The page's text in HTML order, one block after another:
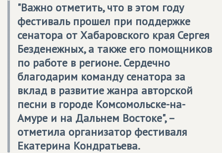
"Важно отметить, что в этом году
фестиваль прошел при поддержке
сенатора от Хабаровского края Сергея
Безденежных, а также его помощников
по работе в регионе. Сердечно
благодарим команду сенатора за
вклад в развитие жанра авторской
песни в городе Комсомольске-на-
Амуре и на Дальнем Востоке", –
отметила организатор фестиваля
Екатерина Кондратьева.